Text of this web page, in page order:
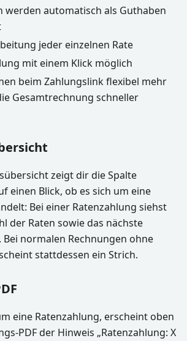
werden automatisch als Guthaben
jeder einzelnen Rate
mit einem Klick möglich
beim Zahlungslink flexibel mehr
Gesamtrechnung schneller
zeigt dir die Spalte
einen Blick, ob es sich um eine
Bei einer Ratenzahlung siehst
der Raten sowie das nächste
normalen Rechnungen ohne
stattdessen ein Strich.
eine Ratenzahlung, erscheint oben
PDF der Hinweis „Ratenzahlung: X